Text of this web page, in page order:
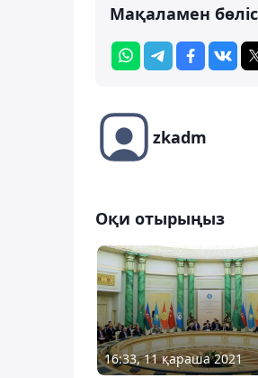
Мақаламен
zkadm
Оқи отырыңыз
16:33, 11 қараша 2021